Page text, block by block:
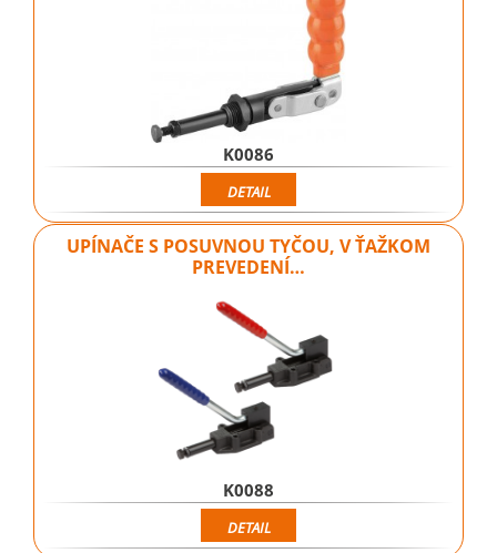
K0086
DETAIL
UPÍNAČE S POSUVNOU TYČOU, V ŤAŽKOM
PREVEDENÍ…
K0088
DETAIL